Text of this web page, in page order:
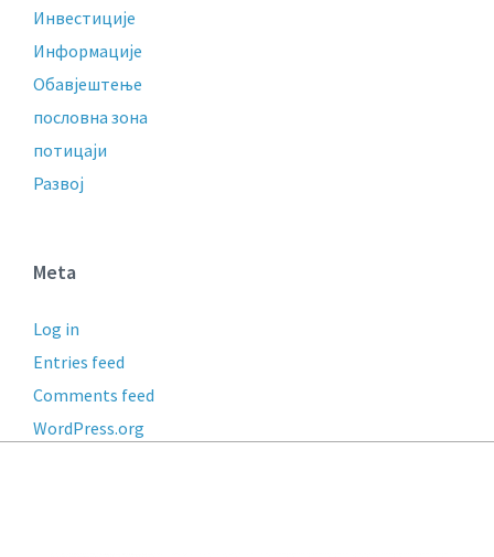
Инвестиције
Информације
Обавјештење
пословнa зонa
потицаји
Развој
Meta
Log in
Entries feed
Comments feed
WordPress.org